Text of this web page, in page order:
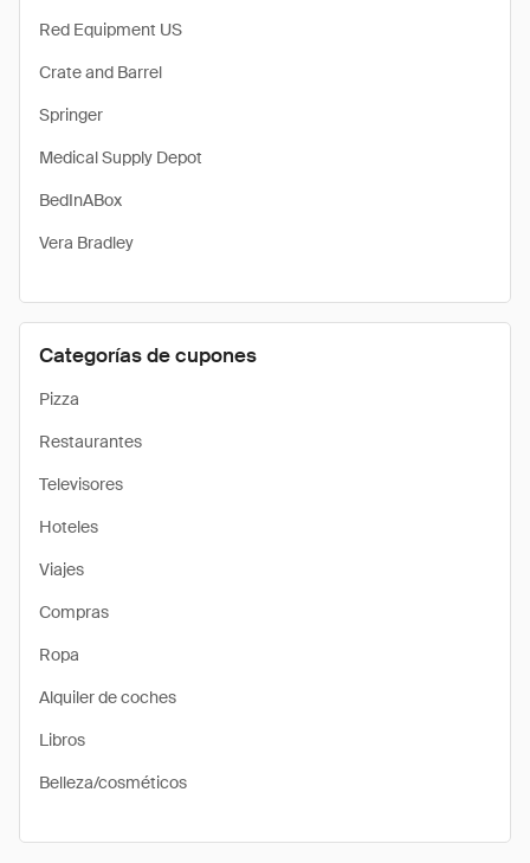
Red Equipment US
Crate and Barrel
Springer
Medical Supply Depot
BedInABox
Vera Bradley
Categorías de cupones
Pizza
Restaurantes
Televisores
Hoteles
Viajes
Compras
Ropa
Alquiler de coches
Libros
Belleza/cosméticos